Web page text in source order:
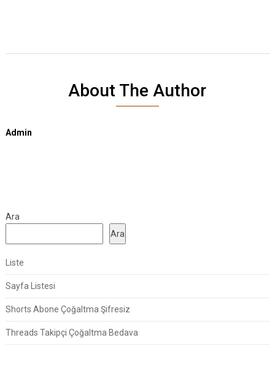
About The Author
Admin
Ara
Ara
Liste
Sayfa Listesi
Shorts Abone Çoğaltma Şifresiz
Threads Takipçi Çoğaltma Bedava